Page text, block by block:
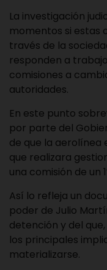
La investigación
momentos si estas
través de la
responden a
comisiones a
autoridades.
En este punto
por parte del
de que la
que realizara
una comisión de un
Así lo refleja un
poder de Julio
detención y del
los principales
materializarse.